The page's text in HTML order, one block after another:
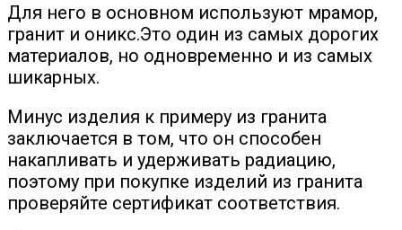
Для него в основном используют мрамор,
гранит и оникс.Это один из самых дорогих
материалов, но одновременно и из самых
шикарных.
Минус изделия к примеру из гранита
заключается в том, что он способен
накапливать и удерживать радиацию,
поэтому при покупке изделий из гранита
проверяйте сертификат соответствия.